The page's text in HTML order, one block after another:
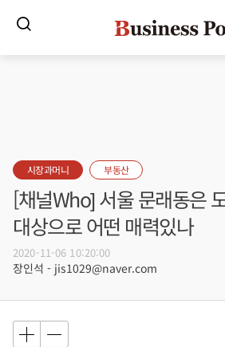
시장과머니 부동산
[채널Who] 서울 문래동은
대상으로 어떤 매력있나
2020-11-06 10:20:00
장인석 - jis1029@naver.com